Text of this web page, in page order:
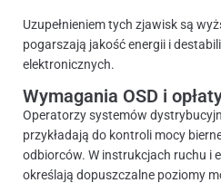
Uzupełnieniem tych zjawisk są
pogarszają jakość energii i
elektronicznych.
Wymagania OSD i
Operatorzy systemów
przykładają do kontroli mocy
odbiorców. W instrukcjach ruchu i
określają dopuszczalne poziomy